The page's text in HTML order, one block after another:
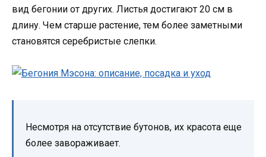
вид бегонии от других. Листья достигают 20 см в
длину. Чем старше растение, тем более заметными
становятся серебристые слепки.
Несмотря на отсутствие бутонов, их красота еще
более завораживает.